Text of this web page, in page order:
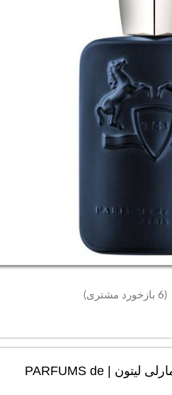
(
6 بازخورد مشتری)
دکانت عطر پارفومز د مارلی لیتون | PARFUMS de